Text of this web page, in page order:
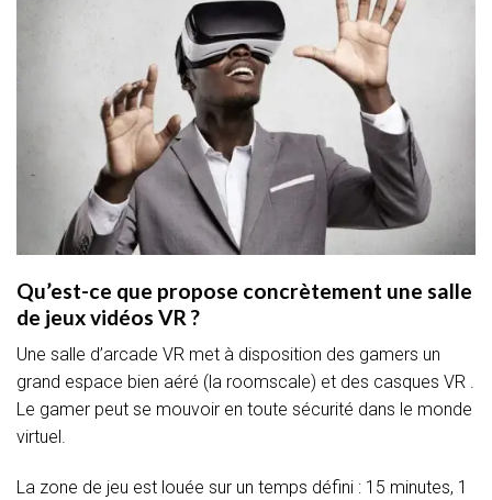
Qu’est-ce que propose concrètement une salle
de jeux vidéos VR ?
Une salle d’arcade VR met à disposition des gamers un
grand espace bien aéré (la roomscale) et des casques VR .
Le gamer peut se mouvoir en toute sécurité dans le monde
virtuel.
La zone de jeu est louée sur un temps défini : 15 minutes, 1